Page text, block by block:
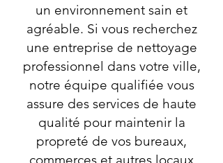
un environnement sain et
agréable. Si vous recherchez
une entreprise de nettoyage
professionnel dans votre ville,
notre équipe qualifiée vous
assure des services de haute
qualité pour maintenir la
propreté de vos bureaux,